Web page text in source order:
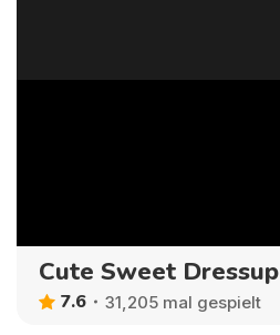
Cute Sweet Dressup
7.6 31,205 mal gespielt